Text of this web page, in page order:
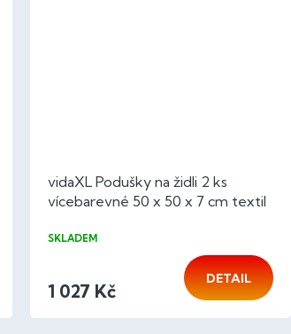
vidaXL Podušky na židli 2 ks
vícebarevné 50 x 50 x 7 cm textil
SKLADEM
1 027 Kč
DETAIL